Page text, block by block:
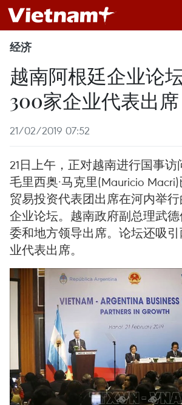
经济
越南阿根廷企业论
300家企业代表出席
21/02/2019 07:52
21日上午，正对越南进行国事
毛里西奥·马克里(Mauricio
贸易投资代表团出席在河内举
企业论坛。越南政府副总理武
委和地方领导出席。论坛还吸
业代表出席。